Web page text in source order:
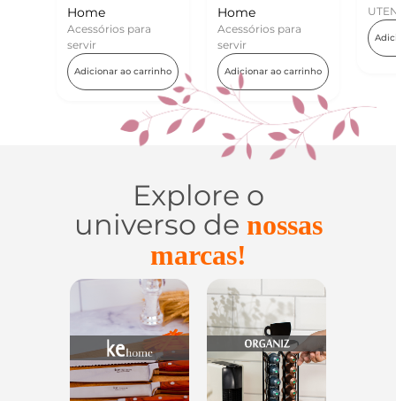
Home
Acessórios para
servir
Adicionar ao carrinho
UTENSÍLIOS
Adicionar ao carrinho
Explore o
universo de nossas
marcas!
Lar
Casa e
Organização
Utilidades